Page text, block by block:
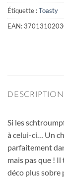
Étiquette :Toasty
EAN:
DESCRIPTION
Si les
à celui-ci… Un
parfaitement
mais pas que !
déco plus sobre